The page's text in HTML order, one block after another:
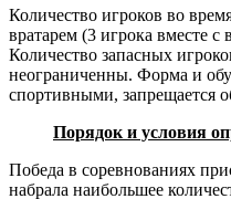
Количество игроков во
вратарем (3 игрока вместе с
Количество запасных
неограниченны. Форма и
спортивными, запрещается
Порядок и условия
Победа в соревнованиях
набрала наибольшее